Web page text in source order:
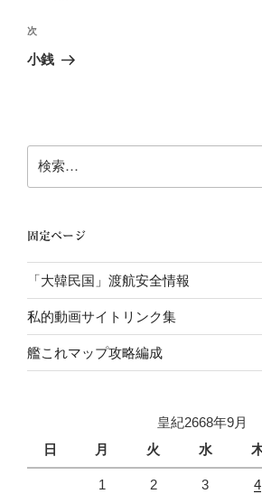
ビ
ゲ
ン
稿
次
の
次
小銭
索:
固定ページ
「大韓民国」渡航安全情報
私的動画サイトリンク集
艦これマップ攻略編成
皇紀2668年9月
日
月 火 水
1 2 3 4